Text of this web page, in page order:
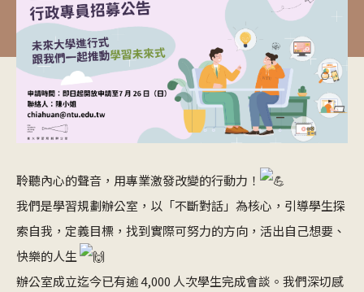
聆聽內心的聲音，用專業激發改變的行動力！
我們是學習規劃辦公室，以「不斷對話」為核心，引導學生探
索自我，定義目標，找到實際可努力的方向，活出自己想要、
快樂的人生
辦公室成立迄今已有逾 4,000 人次學生完成會談。我們深切感